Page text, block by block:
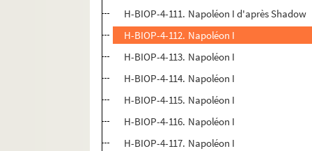
H-BIOP-4-111. Napoléon I d'après Shadow
H-BIOP-4-112. Napoléon I
H-BIOP-4-113. Napoléon I
H-BIOP-4-114. Napoléon I
H-BIOP-4-115. Napoléon I
H-BIOP-4-116. Napoléon I
H-BIOP-4-117. Napoléon I